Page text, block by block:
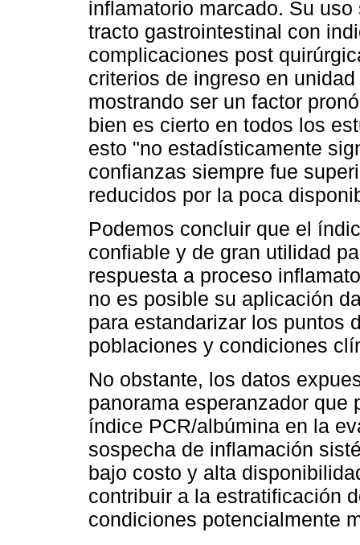
inflamatorio marcado. Su
tracto gastrointestinal con
complicaciones post
criterios de ingreso en
mostrando ser un factor
bien es cierto en todos los
esto "no estadísticamente
confianzas siempre fue
reducidos por la poca
Podemos concluir que el
confiable y de gran utilidad
respuesta a proceso
no es posible su aplicación
para estandarizar los puntos
poblaciones y condiciones
No obstante, los datos
panorama esperanzador
índice PCR/albúmina en la
sospecha de inflamación
bajo costo y alta
contribuir a la estratificación
condiciones potencialmente